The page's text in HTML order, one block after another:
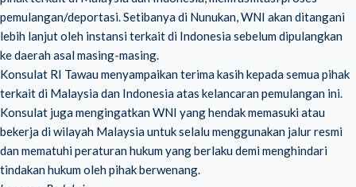
pemulangan/deportasi. Setibanya di Nunukan, WNI akan ditangani
lebih lanjut oleh instansi terkait di Indonesia sebelum dipulangkan
ke daerah asal masing-masing.
Konsulat RI Tawau menyampaikan terima kasih kepada semua pihak
terkait di Malaysia dan Indonesia atas kelancaran pemulangan ini.
Konsulat juga mengingatkan WNI yang hendak memasuki atau
bekerja di wilayah Malaysia untuk selalu menggunakan jalur resmi
dan mematuhi peraturan hukum yang berlaku demi menghindari
tindakan hukum oleh pihak berwenang.